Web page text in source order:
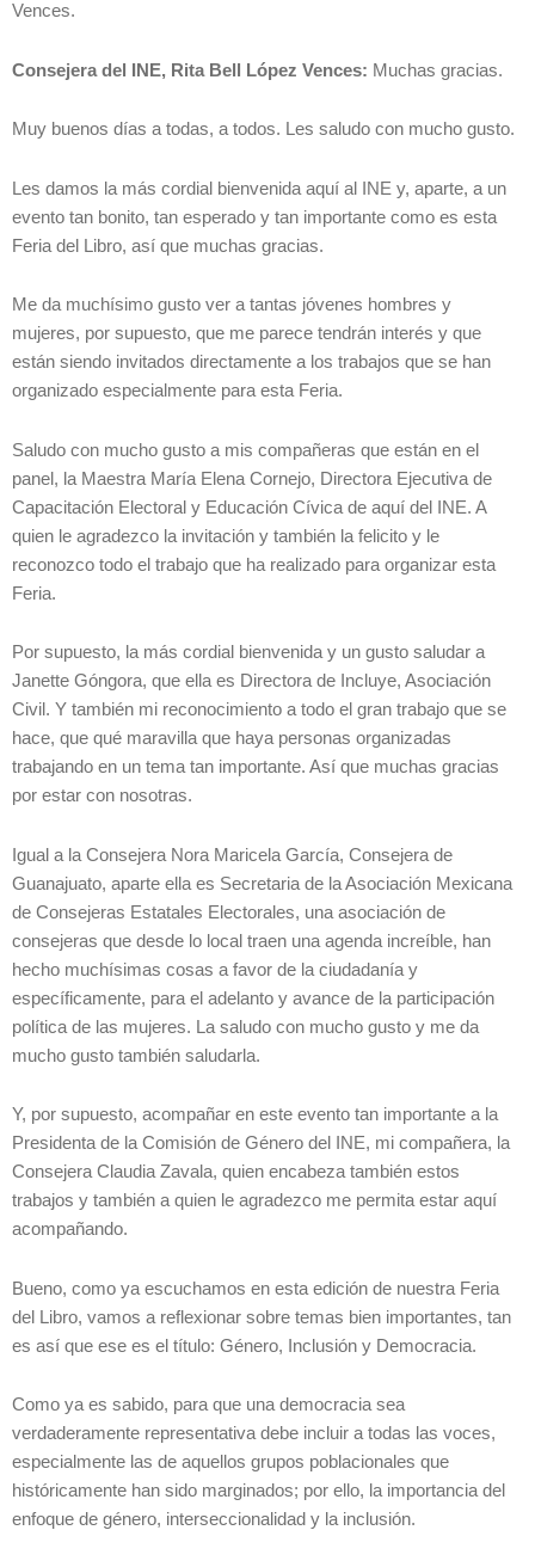
Vences.
Consejera del INE, Rita Bell López Vences: Muchas gracias.
Muy buenos días a todas, a todos. Les saludo con mucho gusto.
Les damos la más cordial bienvenida aquí al INE y, aparte, a un
evento tan bonito, tan esperado y tan importante como es esta
Feria del Libro, así que muchas gracias.
Me da muchísimo gusto ver a tantas jóvenes hombres y
mujeres, por supuesto, que me parece tendrán interés y que
están siendo invitados directamente a los trabajos que se han
organizado especialmente para esta Feria.
Saludo con mucho gusto a mis compañeras que están en el
panel, la Maestra María Elena Cornejo, Directora Ejecutiva de
Capacitación Electoral y Educación Cívica de aquí del INE. A
quien le agradezco la invitación y también la felicito y le
reconozco todo el trabajo que ha realizado para organizar esta
Feria.
Por supuesto, la más cordial bienvenida y un gusto saludar a
Janette Góngora, que ella es Directora de Incluye, Asociación
Civil. Y también mi reconocimiento a todo el gran trabajo que se
hace, que qué maravilla que haya personas organizadas
trabajando en un tema tan importante. Así que muchas gracias
por estar con nosotras.
Igual a la Consejera Nora Maricela García, Consejera de
Guanajuato, aparte ella es Secretaria de la Asociación Mexicana
de Consejeras Estatales Electorales, una asociación de
consejeras que desde lo local traen una agenda increíble, han
hecho muchísimas cosas a favor de la ciudadanía y
específicamente, para el adelanto y avance de la participación
política de las mujeres. La saludo con mucho gusto y me da
mucho gusto también saludarla.
Y, por supuesto, acompañar en este evento tan importante a la
Presidenta de la Comisión de Género del INE, mi compañera, la
Consejera Claudia Zavala, quien encabeza también estos
trabajos y también a quien le agradezco me permita estar aquí
acompañando.
Bueno, como ya escuchamos en esta edición de nuestra Feria
del Libro, vamos a reflexionar sobre temas bien importantes, tan
es así que ese es el título: Género, Inclusión y Democracia.
Como ya es sabido, para que una democracia sea
verdaderamente representativa debe incluir a todas las voces,
especialmente las de aquellos grupos poblacionales que
históricamente han sido marginados; por ello, la importancia del
enfoque de género, interseccionalidad y la inclusión.